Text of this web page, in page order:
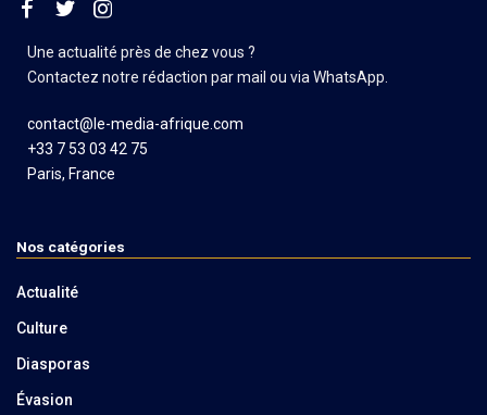
Une actualité près de chez vous ?
Contactez notre rédaction par mail ou via WhatsApp.
contact@le-media-afrique.com
+33 7 53 03 42 75
Paris, France
Nos catégories
Actualité
Culture
Diasporas
Évasion